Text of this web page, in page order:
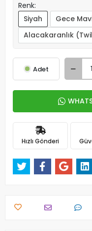
Renk:
Siyah
Gece
Alacakaranlık
Adet
Hızlı Gönderi